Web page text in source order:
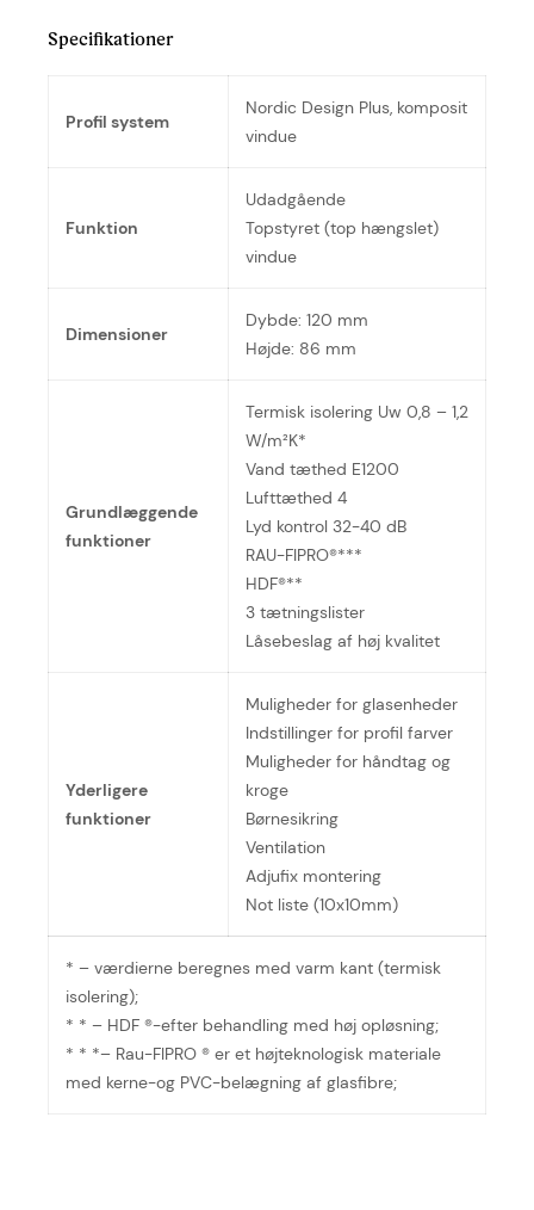
Specifikationer
Profil system
Nordic Design Plus, komposit
vindue
Funktion
Udadgående
Topstyret (top hængslet)
vindue
Dimensioner
Dybde: 120 mm
Højde: 86 mm
Grundlæggende
funktioner
Termisk isolering Uw 0,8 – 1,2
W/m²K*
Vand tæthed E1200
Lufttæthed 4
Lyd kontrol 32-40 dB
RAU-FIPRO®***
HDF®**
3 tætningslister
Låsebeslag af høj kvalitet
Yderligere
funktioner
Muligheder for glasenheder
Indstillinger for profil farver
Muligheder for håndtag og
kroge
Børnesikring
Ventilation
Adjufix montering
Not liste (10x10mm)
* – værdierne beregnes med varm kant (termisk
isolering);
* * – HDF ®-efter behandling med høj opløsning;
* * *– Rau-FIPRO ® er et højteknologisk materiale
med kerne-og PVC-belægning af glasfibre;